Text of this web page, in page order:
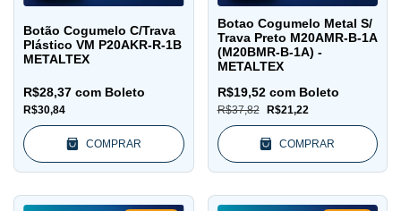
Botão Cogumelo C/Trava
Plástico VM P20AKR-R-1B
METALTEX
R$30,84
R$28,37 com Boleto
COMPRAR
Botao Cogumelo Metal S/
Trava Preto M20AMR-B-1A
(M20BMR-B-1A) -
METALTEX
R$37,82 R$21,22
R$19,52 com Boleto
COMPRAR